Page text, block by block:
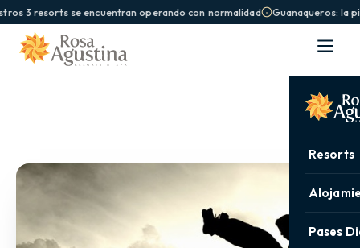
3 resorts se encuentran operando con normalidad Guanaqueros: la
Resorts
Pases